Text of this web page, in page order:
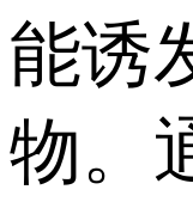
能诱
物。